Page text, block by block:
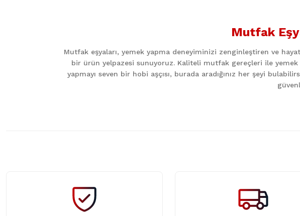
Ürün bilgilerinde hatalar bulunuyor.
Ürün fiyatı diğer sitelerden daha pahalı.
Mutfak
Mutfak eşyaları, yemek yapma deneyiminizi zenginleştiren ve
bir ürün yelpazesi sunuyoruz. Kaliteli mutfak gereçleri ile
yapmayı seven bir hobi aşçısı, burada aradığınız her şeyi